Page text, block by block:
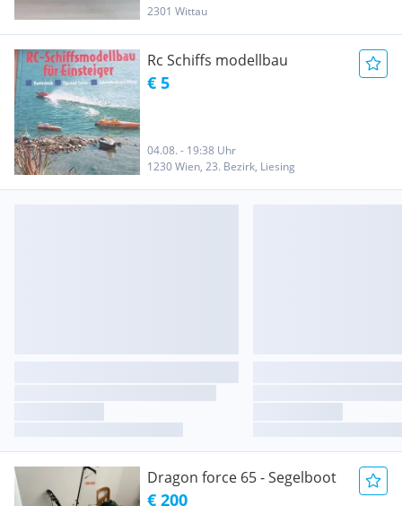
2301 Wittau
Rc Schiffs modellbau
€ 5
04.08. - 19:38 Uhr
1230 Wien, 23. Bezirk, Liesing
Dragon force 65 - Segelboot
€ 200